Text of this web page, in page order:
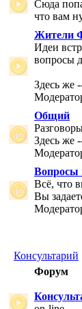
Сюда
что вам
Жители
Идеи
вопросы
Здесь же
Общий
Здесь же
Вопросы
Всё, что
Вы
Консультарий
Форум